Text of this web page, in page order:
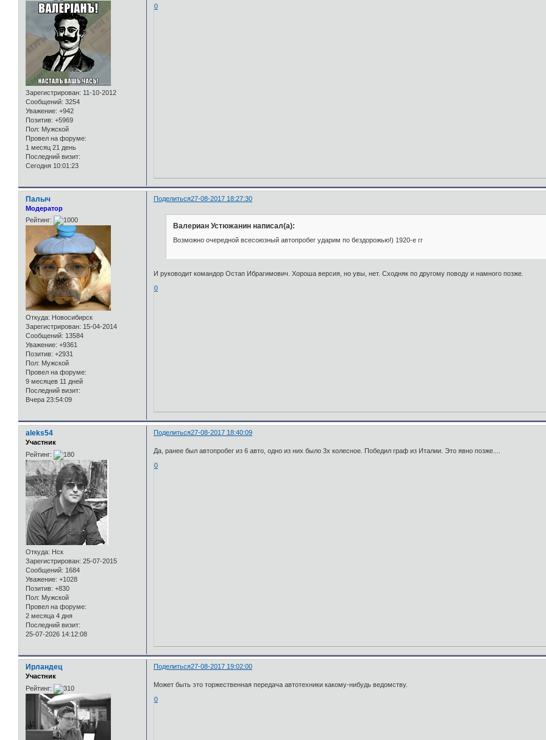
Зарегистрирован: 11-10-2012
Сообщений: 3254
Уважение: +942
Позитив: +5969
Пол: Мужской
Провел на форуме:
1 месяц 21 день
Последний визит:
Сегодня 10:01:23
0
Поделиться27-08-2017 18:27:30
Палыч
Модератор
Рейтинг:
Откуда: Новосибирск
Зарегистрирован: 15-04-2014
Сообщений: 13584
Уважение: +9361
Позитив: +2931
Пол: Мужской
Провел на форуме:
9 месяцев 11 дней
Последний визит:
Вчера 23:54:09
Валериан Устюжанин написал(а):
Возможно очередной всесоюзный автопробег ударим по бездорожью!) 1920-е гг
И руководит командор Остап Ибрагимович. Хороша версия, но увы, нет. Сходняк по другому поводу и намного позже.
0
Поделиться27-08-2017 18:40:09
aleks54
Участник
Рейтинг:
Откуда: Нск
Зарегистрирован: 25-07-2015
Сообщений: 1684
Уважение: +1028
Позитив: +830
Пол: Мужской
Провел на форуме:
2 месяца 4 дня
Последний визит:
25-07-2026 14:12:08
Да, ранее был автопробег из 6 авто, одно из них было 3х колесное. Победил граф из Италии. Это явно позже....
0
Поделиться27-08-2017 19:02:00
Ирландец
Участник
Рейтинг:
Может быть это торжественная передача автотехники какому-нибудь ведомству.
0